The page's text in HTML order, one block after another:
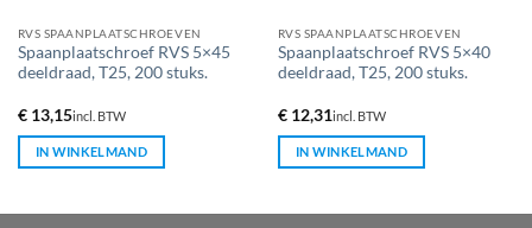
RVS SPAANPLAATSCHROEVEN
Spaanplaatschroef RVS 5×45
deeldraad, T25, 200 stuks.
€13,15incl. BTW
IN WINKELMAND
RVS SPAANPLAATSCHROEVEN
Spaanplaatschroef RVS 5×40
deeldraad, T25, 200 stuks.
€12,31incl. BTW
IN WINKELMAND